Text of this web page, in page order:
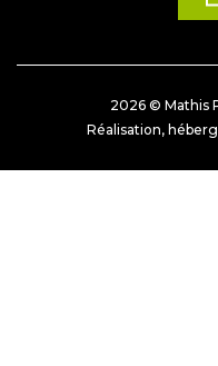
2026 © Mathis
Réalisation,